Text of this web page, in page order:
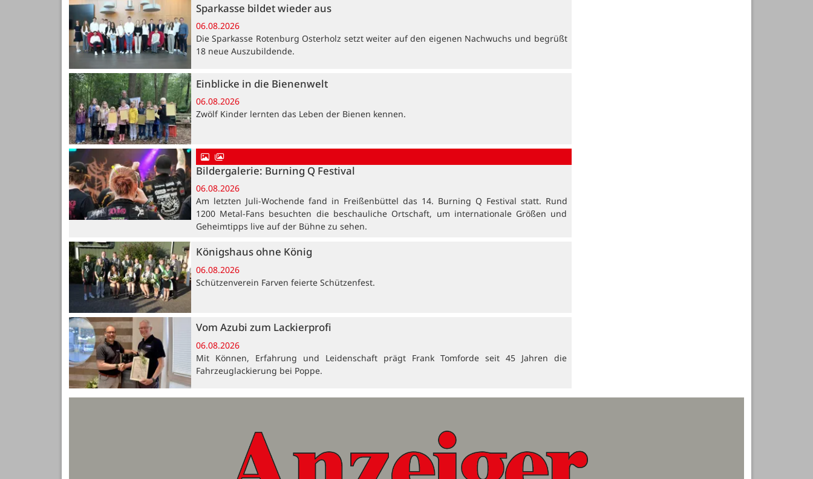
Sparkasse bildet wieder aus
06.08.2026
Die Sparkasse Rotenburg Osterholz setzt weiter auf den eigenen Nachwuchs und begrüßt
18 neue Auszubildende.
Einblicke in die Bienenwelt
06.08.2026
Zwölf Kinder lernten das Leben der Bienen kennen.
Bildergalerie: Burning Q Festival
06.08.2026
Am letzten Juli-Wochende fand in Freißenbüttel das 14. Burning Q Festival statt. Rund
1200 Metal-Fans besuchten die beschauliche Ortschaft, um internationale Größen und
Geheimtipps live auf der Bühne zu sehen.
Königshaus ohne König
06.08.2026
Schützenverein Farven feierte Schützenfest.
Vom Azubi zum Lackierprofi
06.08.2026
Mit Können, Erfahrung und Leidenschaft prägt Frank Tomforde seit 45 Jahren die
Fahrzeuglackierung bei Poppe.